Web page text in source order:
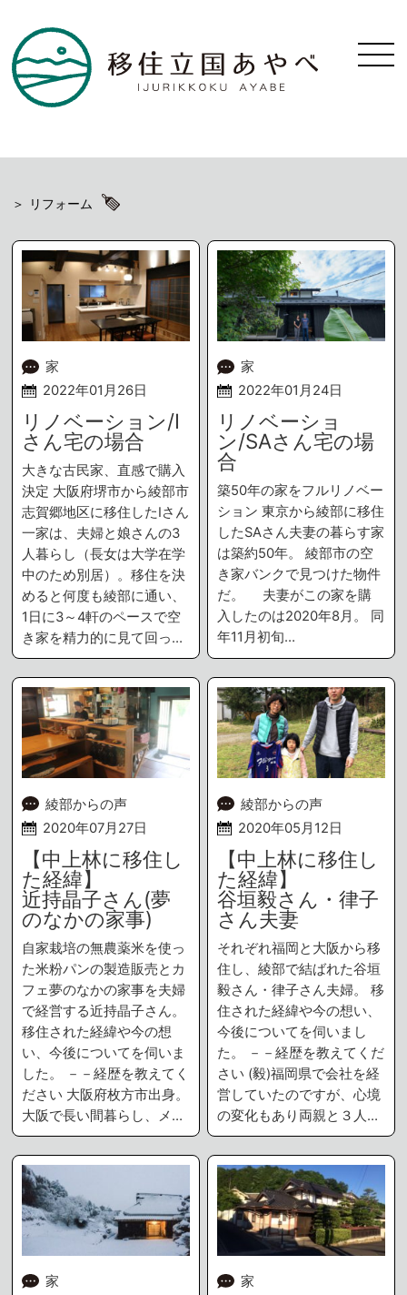
リフォーム
家
2022年01月26日
リノベーション/I
さん宅の場合
大きな古民家、直感で購入
決定 大阪府堺市から綾部市
志賀郷地区に移住したIさん
一家は、夫婦と娘さんの3
人暮らし（長女は大学在学
中のため別居）。移住を決
めると何度も綾部に通い、
1日に3～4軒のペースで空
き家を精力的に見て回っ…
家
2022年01月24日
リノベーショ
ン/SAさん宅の場
合
築50年の家をフルリノベー
ション 東京から綾部に移住
したSAさん夫妻の暮らす家
は築約50年。 綾部市の空
き家バンクで見つけた物件
だ。 夫妻がこの家を購
入したのは2020年8月。 同
年11月初旬…
綾部からの声
2020年07月27日
【中上林に移住し
た経緯】
近持晶子さん(夢
のなかの家事)
自家栽培の無農薬米を使っ
た米粉パンの製造販売とカ
フェ夢のなかの家事を夫婦
で経営する近持晶子さん。
移住された経緯や今の想
い、今後についてを伺いま
した。 －－経歴を教えてく
ださい 大阪府枚方市出身。
大阪で長い間暮らし、メ…
綾部からの声
2020年05月12日
【中上林に移住し
た経緯】
谷垣毅さん・律子
さん夫妻
それぞれ福岡と大阪から移
住し、綾部で結ばれた谷垣
毅さん・律子さん夫婦。 移
住された経緯や今の想い、
今後についてを伺いまし
た。 －－経歴を教えてくだ
さい (毅)福岡県で会社を経
営していたのですが、心境
の変化もあり両親と３人…
家
家